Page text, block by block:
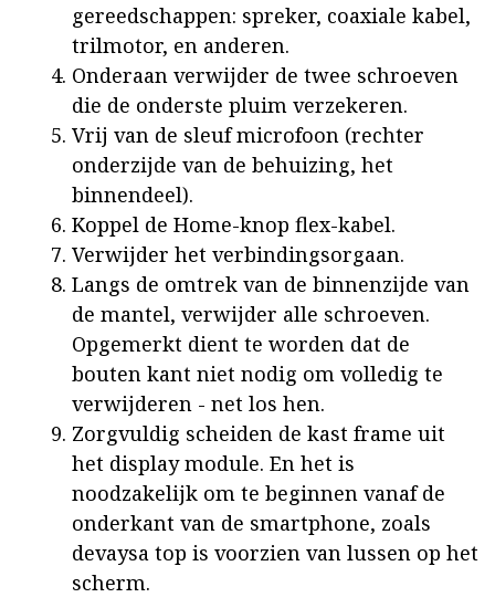
gereedschappen: spreker, coaxiale kabel,
trilmotor, en anderen.
Onderaan verwijder de twee schroeven
die de onderste pluim verzekeren.
Vrij van de sleuf microfoon (rechter
onderzijde van de behuizing, het
binnendeel).
Koppel de Home-knop flex-kabel.
Verwijder het verbindingsorgaan.
Langs de omtrek van de binnenzijde van
de mantel, verwijder alle schroeven.
Opgemerkt dient te worden dat de
bouten kant niet nodig om volledig te
verwijderen - net los hen.
Zorgvuldig scheiden de kast frame uit
het display module. En het is
noodzakelijk om te beginnen vanaf de
onderkant van de smartphone, zoals
devaysa top is voorzien van lussen op het
scherm.